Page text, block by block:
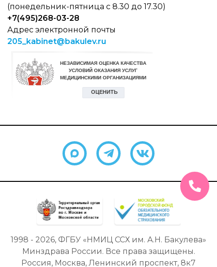
(понедельник-пятница с 8.30 до 17.30)
+7(495)268-03-28
Адрес электронной почты
205_kabinet@bakulev.ru
1998 - 2026, ФГБУ «НМИЦ ССХ им. А.Н. Бакулева»
Минздрава России. Все права защищены.
Россия, Москва, Ленинский проспект, 8к7